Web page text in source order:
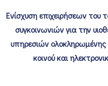
Ενίσχυση επιχειρήσεων
συγκοινωνιών για την
υπηρεσιών
κοινού και